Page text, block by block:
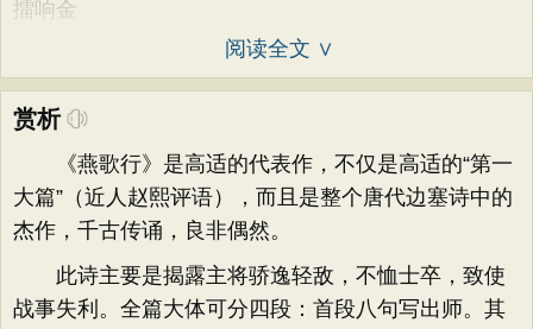
擂响金
阅读全文 ∨
赏析
《燕歌行》是高适的代表作，不仅是高适的“第一
大篇”（近人赵熙评语），而且是整个唐代边塞诗中的
杰作，千古传诵，良非偶然。
此诗主要是揭露主将骄逸轻敌，不恤士卒，致使
战事失利。全篇大体可分四段：首段八句写出师。其